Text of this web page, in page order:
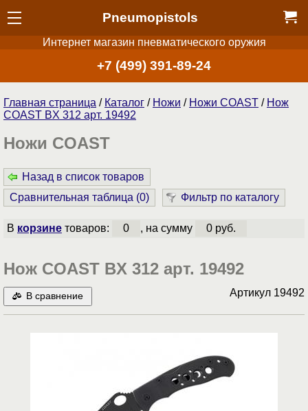
Pneumopistols
Интернет магазин пневматического оружия
+7 (499) 391-89-24
Главная страница / Каталог / Ножи / Ножи COAST / Нож
COAST BX 312 арт. 19492
Ножи COAST
Назад в список товаров
Сравнительная таблица (0) Фильтр по каталогу
В корзинетоваров: 0 , на сумму 0 руб.
Нож COAST BX 312 арт. 19492
В сравнение Артикул 19492